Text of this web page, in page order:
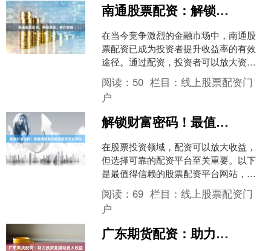
南通股票配资：解锁资金，提升收益
在当今竞争激烈的金融市场中，南通股
票配资已成为投资者提升收益率的有效
途径。通过配资，投资者可以放大资金
规模，从而增加潜在收益。 **解锁资金**
股票配资允许投....
阅读： 50 栏目：线上股票配资门
户
解锁财富密码！最值得信赖的股票配资平台网站
在股票投资领域，配资可以放大收益，
但选择可靠的配资平台至关重要。以下
是最值得信赖的股票配资平台网站，为
您提供安全、高效的配资服务： **1. 某
某配资平台** ....
阅读：69 栏目：线上股票配资门
户
广东期货配资：助力投资者撬动更大收益